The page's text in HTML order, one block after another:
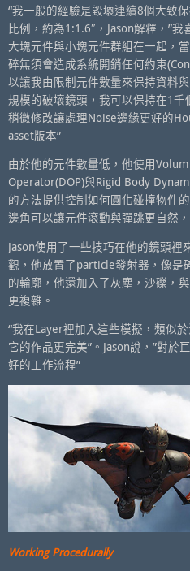
“我一般的經驗是毀壞連續8個大致
比例，約為1:1.6″，Jason解釋，”
大塊元件與小塊元件群組在一起，
碎無須會造成系統開銷任何約束
以讓我由限制元件數量來保持資料
規模的破壞鏡頭，我可以保持在1
稍微修改讓處理Noise邊緣更好的
asset版本”
由於他的元件數量低，他使用
Operator(DOP)與Rigid Body
的方法提供控制如何圓化碰撞物件
邊角可以讓元件滾動與彈跳更自然
Jason使用了一些技巧在他的鏡頭
觀，他放置了particle發射器，像是
的輪廓，他還加入了灰塵，沙礫，
更複雜。
“我在Layer裡加入這些模擬，類似
它的作品更完美”。Jason說，”對於
好的工作流程”
Working Procedurally